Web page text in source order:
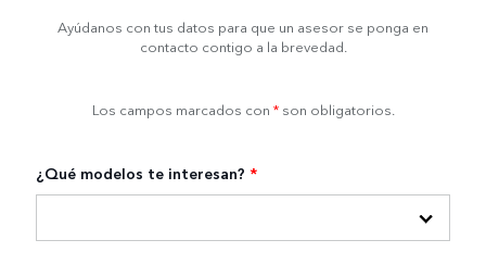
Ayúdanos con tus datos para que un asesor se ponga en
contacto contigo a la brevedad.
Los campos marcados con *son obligatorios.
¿Qué modelos te interesan? *